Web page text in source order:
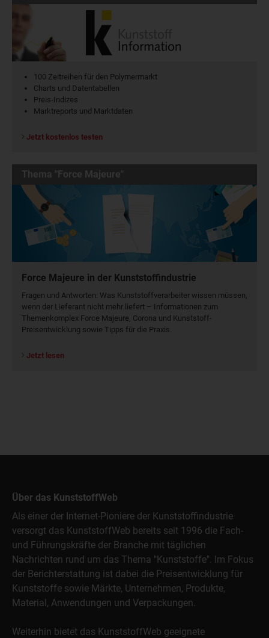
100 Zeitreihen für den Polymermarkt
Charts und Datentabellen
Preis-Indizes
Marktreports und Marktdaten
Jetzt kostenlos testen
Thema "Force Majeure"
Force Majeure in der Kunststoffindustrie
Fragen und Antworten: Was Kunst­stoff­verarbeiter wissen müssen,
wenn der Lieferant nicht mehr liefert – Informationen zum
Themenkomplex Force Majeure, Corona und Kunststoff-
Preisentwicklung sowie Tipps für die Praxis.
Jetzt lesen
Über das KunststoffWeb
Als einer der Internet-Pioniere der Kunststoffindustrie
versorgt das KunststoffWeb bereits seit 1996 die Fach-
und Führungskräfte der Branche mit täglichen
Nachrichten rund um das Thema "Kunststoffe". Im Fokus
der Berichterstattung ist dabei die Preisentwicklung für
Kunststoffe sowie Märkte, Unternehmen, Produkte,
Material, Anwendungen und Verpackungen.
Weiterhin bietet das KunststoffWeb geeignete